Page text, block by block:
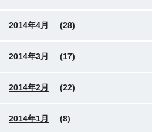
2014年4月 (28)
2014年3月 (17)
2014年2月 (22)
2014年1月 (8)